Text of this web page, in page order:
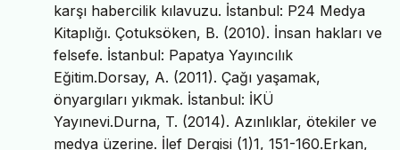
karşı habercilik kılavuzu. İstanbul: P24 Medya
Kitaplığı. Çotuksöken, B. (2010). İnsan hakları ve
felsefe. İstanbul: Papatya Yayıncılık
Eğitim.Dorsay, A. (2011). Çağı yaşamak,
önyargıları yıkmak. İstanbul: İKÜ
Yayınevi.Durna, T. (2014). Azınlıklar, ötekiler ve
medya üzerine. İlef Dergisi (1)1, 151-160.Erkan,